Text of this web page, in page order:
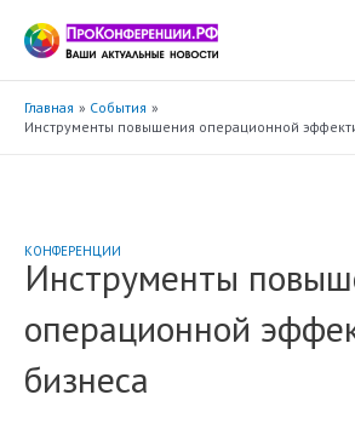
содержимому
Главная
События
Инструменты повышения операционной
КОНФЕРЕНЦИИ
Инструменты
операционной
бизнеса